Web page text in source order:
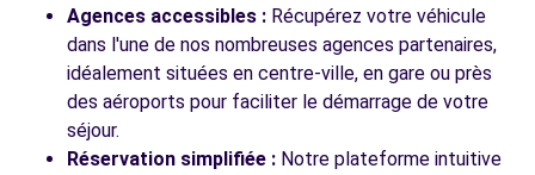
Agences accessibles : Récupérez votre véhicule
dans l'une de nos nombreuses agences partenaires,
idéalement situées en centre-ville, en gare ou près
des aéroports pour faciliter le démarrage de votre
séjour.
Réservation simplifiée : Notre plateforme intuitive